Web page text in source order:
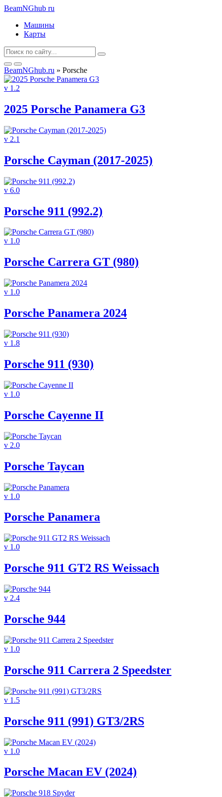
BeamNGhub ru
Машины
Карты
BeamNGhub.ru » Porsche
v 1.2
2025 Porsche Panamera G3
v 2.1
Porsche Cayman (2017-2025)
v 6.0
Porsche 911 (992.2)
v 1.0
Porsche Carrera GT (980)
v 1.0
Porsche Panamera 2024
v 1.8
Porsche 911 (930)
v 1.0
Porsche Cayenne II
v 2.0
Porsche Taycan
v 1.0
Porsche Panamera
v 1.0
Porsche 911 GT2 RS Weissach
v 2.4
Porsche 944
v 1.0
Porsche 911 Carrera 2 Speedster
v 1.5
Porsche 911 (991) GT3/2RS
v 1.0
Porsche Macan EV (2024)